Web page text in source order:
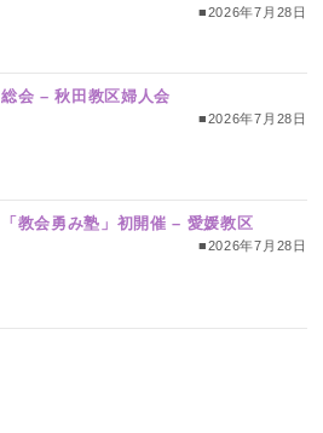
■2026年7月28日
総会 – 秋田教区婦人会
■2026年7月28日
「教会勇み塾」初開催 – 愛媛教区
■2026年7月28日